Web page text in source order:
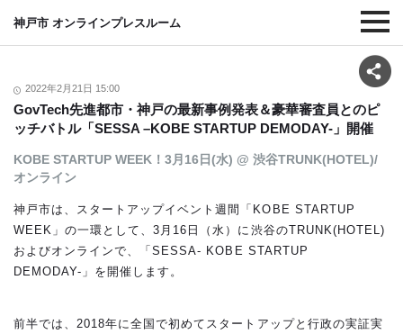
神戸市 オンラインプレスルーム
2022年2月21日 15:00
GovTech先進都市・神戸の最新事例発表＆豪華審査員とのピ
ッチバトル「SESSA –KOBE STARTUP DEMODAY-」開催
KOBE STARTUP WEEK！3月16日(水) @ 渋谷TRUNK(HOTEL)/
オンライン
神戸市は、スタートアップイベント週間「KOBE STARTUP
WEEK」の一環として、3月16日（水）に渋谷のTRUNK(HOTEL)
およびオンラインで、「SESSA- KOBE STARTUP
DEMODAY-」を開催します。
前半では、2018年に全国で初めてスタートアップと行政の実証実